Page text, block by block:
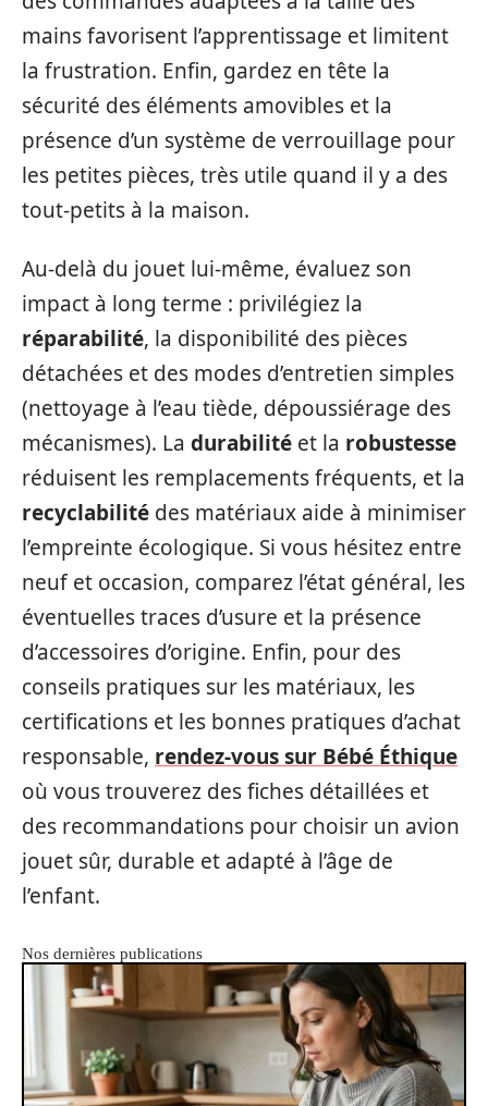
mains favorisent l’apprentissage et limitent
la frustration. Enfin, gardez en tête la
sécurité des éléments amovibles et la
présence d’un système de verrouillage pour
les petites pièces, très utile quand il y a des
tout-petits à la maison.
Au-delà du jouet lui-même, évaluez son
impact à long terme : privilégiez la
réparabilité, la disponibilité des pièces
détachées et des modes d’entretien simples
(nettoyage à l’eau tiède, dépoussiérage des
mécanismes). La durabilité et la robustesse
réduisent les remplacements fréquents, et la
recyclabilité des matériaux aide à minimiser
l’empreinte écologique. Si vous hésitez entre
neuf et occasion, comparez l’état général, les
éventuelles traces d’usure et la présence
d’accessoires d’origine. Enfin, pour des
conseils pratiques sur les matériaux, les
certifications et les bonnes pratiques d’achat
responsable, rendez-vous sur Bébé Éthique
où vous trouverez des fiches détaillées et
des recommandations pour choisir un avion
jouet sûr, durable et adapté à l’âge de
l’enfant.
Nos dernières publications